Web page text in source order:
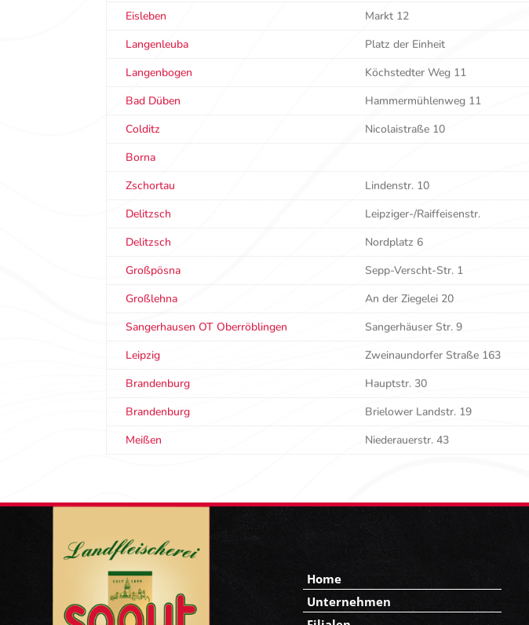
Eisleben
Markt 12
Langenleuba
Platz der Einheit
Langenbogen
Köchstedter Weg 11
Bad Düben
Hammermühlenweg 11
Colditz
Nicolaistraße 10
Borna
Zschortau
Lindenstr. 10
Delitzsch
Leipziger-/Raiffeisenstr.
Delitzsch
Nordplatz 6
Großpösna
Sepp-Verscht-Str. 1
Großlehna
An der Ziegelei 20
Sangerhausen OT Oberröblingen
Sangerhäuser Str. 9
Leipzig
Zweinaundorfer Straße 163
Brandenburg
Hauptstr. 30
Brandenburg
Brielower Landstr. 19
Meißen
Niederauerstr. 43
Home
Unternehmen